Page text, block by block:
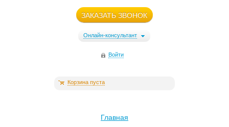
ЗАКАЗАТЬ ЗВОНОК
Онлайн-консультант
Войти
Корзина пуста
Главная